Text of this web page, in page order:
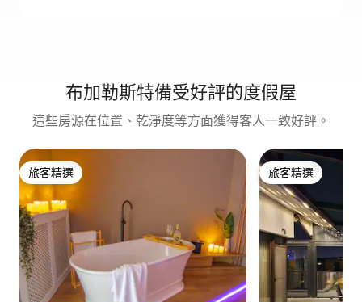
布加勒斯特備受好評的度假屋
這些房源在位置、乾淨度等方面獲得客人一致好評。
旅客精選
旅客精選 旅客精選
旅客精選